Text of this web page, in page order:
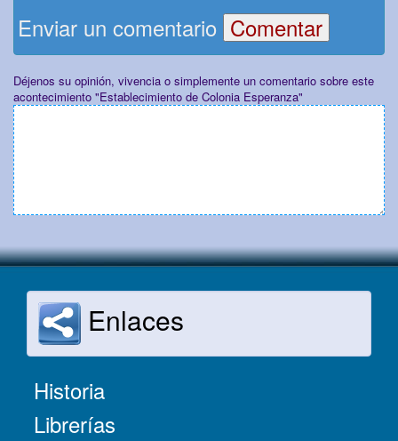
Enviar un comentario
Déjenos su opinión, vivencia o simplemente un comentario sobre este
acontecimiento "Establecimiento de Colonia Esperanza"
Enlaces
Historia
Librerías